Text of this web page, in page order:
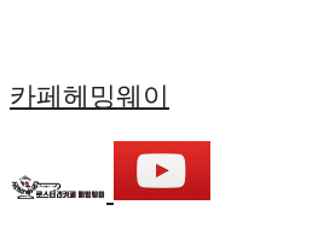
카페헤밍웨이